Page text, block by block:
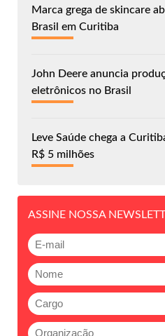
Marca grega de skincare
Brasil em Curitiba
John Deere anuncia
eletrônicos no Brasil
Leve Saúde chega a
R$ 5 milhões
ASSINE NOSSA